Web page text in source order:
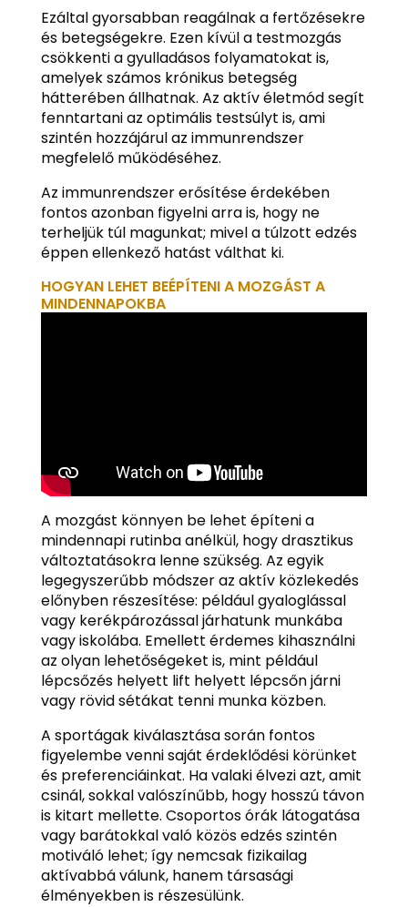
Ezáltal gyorsabban reagálnak a fertőzésekre
és betegségekre. Ezen kívül a testmozgás
csökkenti a gyulladásos folyamatokat is,
amelyek számos krónikus betegség
hátterében állhatnak. Az aktív életmód segít
fenntartani az optimális testsúlyt is, ami
szintén hozzájárul az immunrendszer
megfelelő működéséhez.
Az immunrendszer erősítése érdekében
fontos azonban figyelni arra is, hogy ne
terheljük túl magunkat; mivel a túlzott edzés
éppen ellenkező hatást válthat ki.
HOGYAN LEHET BEÉPÍTENI A MOZGÁST A
MINDENNAPOKBA
A mozgást könnyen be lehet építeni a
mindennapi rutinba anélkül, hogy drasztikus
változtatásokra lenne szükség. Az egyik
legegyszerűbb módszer az aktív közlekedés
előnyben részesítése: például gyaloglással
vagy kerékpározással járhatunk munkába
vagy iskolába. Emellett érdemes kihasználni
az olyan lehetőségeket is, mint például
lépcsőzés helyett lift helyett lépcsőn járni
vagy rövid sétákat tenni munka közben.
A sportágak kiválasztása során fontos
figyelembe venni saját érdeklődési körünket
és preferenciáinkat. Ha valaki élvezi azt, amit
csinál, sokkal valószínűbb, hogy hosszú távon
is kitart mellette. Csoportos órák látogatása
vagy barátokkal való közös edzés szintén
motiváló lehet; így nemcsak fizikailag
aktívabbá válunk, hanem társasági
élményekben is részesülünk.